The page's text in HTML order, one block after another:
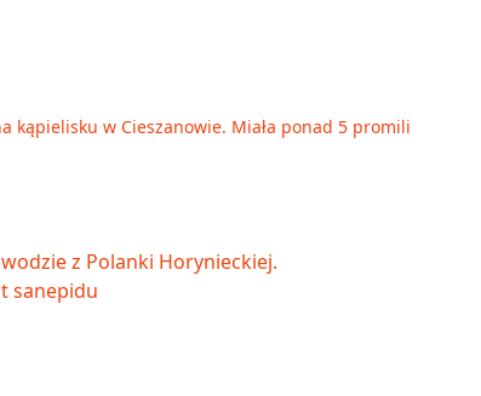
kąpielisku w Cieszanowie. Miała ponad 5 promili